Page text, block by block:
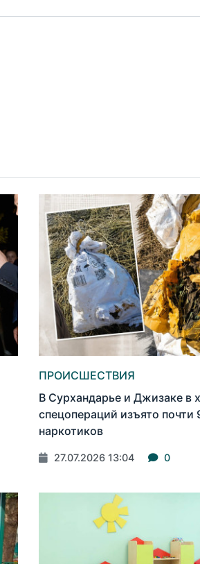
ПРОИСШЕСТВИЯ
В Сурхандарье и Джизаке в
спецопераций изъято почти
наркотиков
27.07.2026 13:04 0